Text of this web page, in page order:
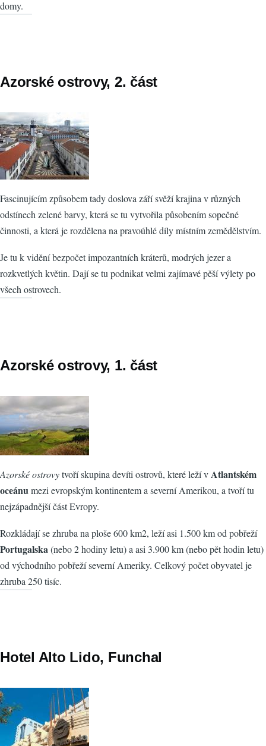
domy.
Azorské ostrovy, 2. část
Fascinujícím způsobem tady doslova září svěží krajina v různých
odstínech zelené barvy, která se tu vytvořila působením sopečné
činnosti, a která je rozdělena na pravoúhlé díly místním zemědělstvím.
Je tu k vidění bezpočet impozantních kráterů, modrých jezer a
rozkvetlých květin. Dají se tu podnikat velmi zajímavé pěší výlety po
všech ostrovech.
Azorské ostrovy, 1. část
Azorské ostrovytvoří skupina devíti ostrovů, které leží vAtlantském
oceánumezi evropským kontinentem a severní Amerikou, a tvoří tu
nejzápadnější část Evropy.
Rozkládají se zhruba na ploše 600 km2, leží asi 1.500 km od pobřeží
Portugalska(nebo 2 hodiny letu) a asi 3.900 km (nebo pět hodin letu)
od východního pobřeží severní Ameriky. Celkový počet obyvatel je
zhruba 250 tisíc.
Hotel Alto Lido, Funchal